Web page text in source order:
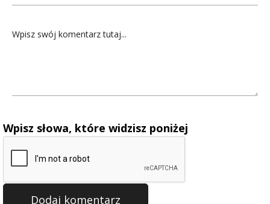
Wpisz słowa, które widzisz poniżej